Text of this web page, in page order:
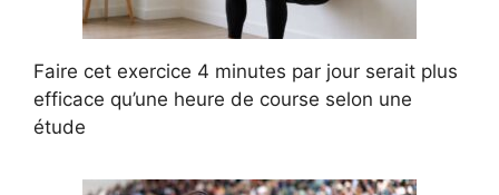
Faire cet exercice 4 minutes par jour serait plus
efficace qu’une heure de course selon une
étude